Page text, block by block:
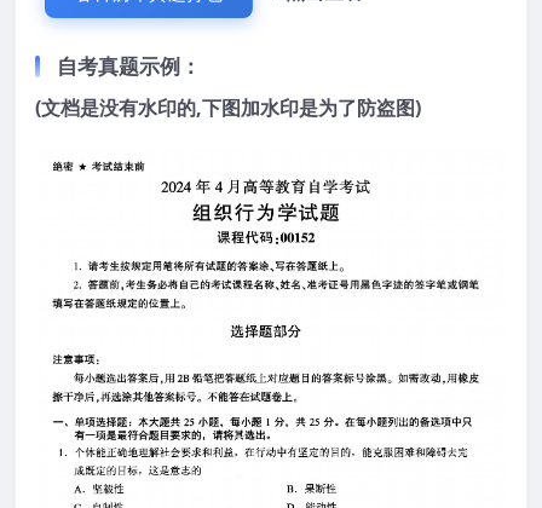
自考真题示例：
(文档是没有水印的,下图加水印是为了防盗图)